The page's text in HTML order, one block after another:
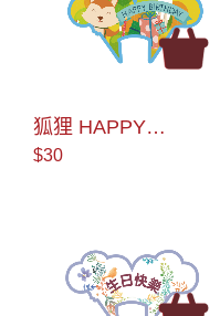
狐狸 HAPPY
BIRTHDAY AS990010
$30